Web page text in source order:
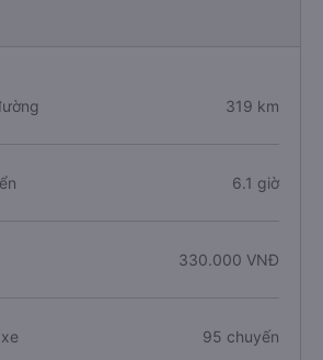
319 km
6.1 giờ
330.000 VNĐ
95 chuyến